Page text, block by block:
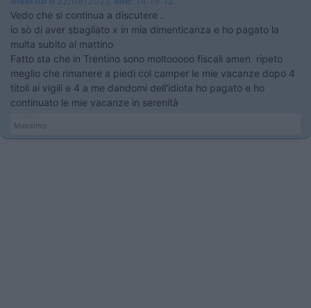
Vedo che si continua a discutere .
io sò di aver sbagliato x in mia dimenticanza e ho pagato la
multa subito al mattino
Fatto sta che in Trentino sono moltooooo fiscali amen ripeto
meglio che rimanere a piedi col camper le mie vacanze dopo 4
titoli ai vigili e 4 a me dandomi dell'idiota ho pagato e ho
continuato le mie vacanze in serenità
Massimo